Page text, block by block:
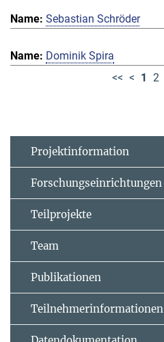
Sebastian Schröder
Dominik Spira
<< < 1 2
Projektinformation
Forschungseinrichtungen
Teilprojekte
Team
Publikationen
Teilnehmerinformationen